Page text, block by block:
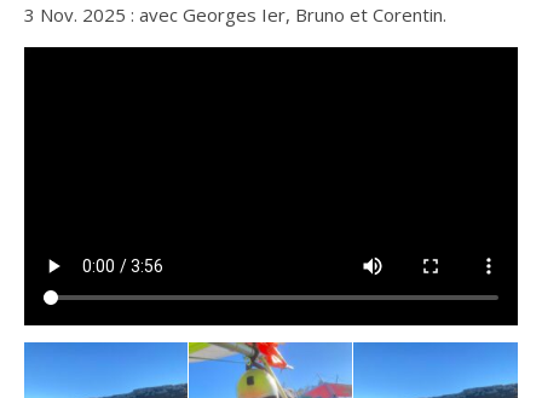
3 Nov. 2025 : avec Georges Ier, Bruno et Corentin.